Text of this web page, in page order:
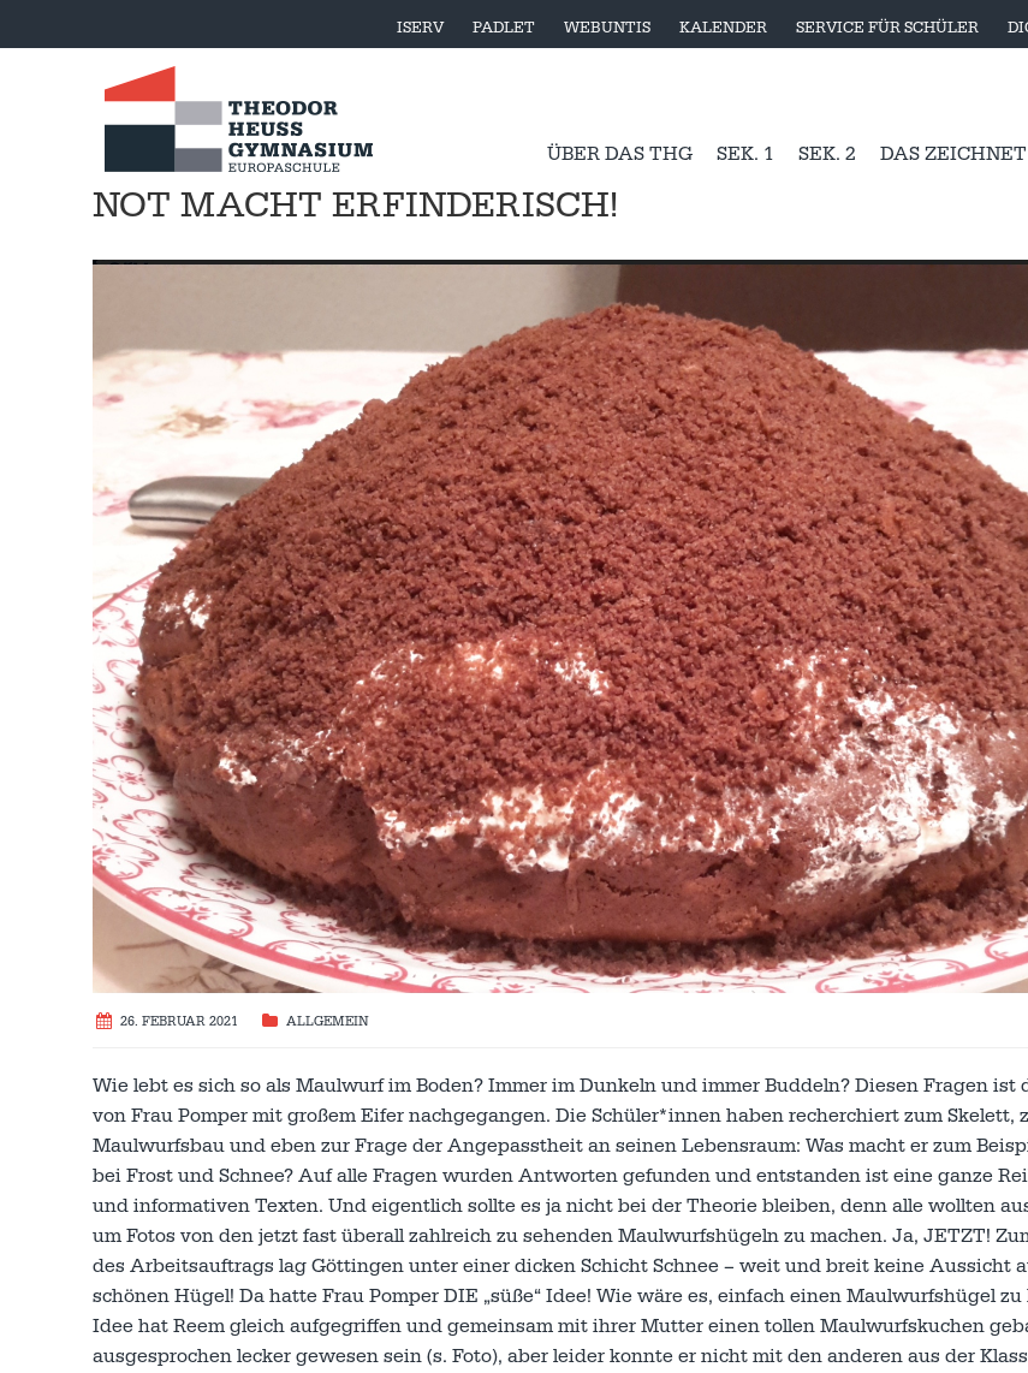
ISERV PADLET WEBUNTIS KALENDER SERVICE FÜR SCHÜLER
ÜBER DAS THG SEK. 1 SEK. 2 DAS
NOT MACHT ERFINDERISCH!
26. FEBRUAR 2021 ALLGEMEIN
Wie lebt es sich so als Maulwurf im Boden? Immer im Dunkeln und immer Buddeln? Diesen Fragen ist
von Frau Pomper mit großem Eifer nachgegangen. Die Schüler*innen haben recherchiert zum Skelett,
Maulwurfsbau und eben zur Frage der Angepasstheit an seinen Lebensraum: Was macht er zum
bei Frost und Schnee? Auf alle Fragen wurden Antworten gefunden und entstanden ist eine ganze
und informativen Texten. Und eigentlich sollte es ja nicht bei der Theorie bleiben, denn alle wollten
um Fotos von den jetzt fast überall zahlreich zu sehenden Maulwurfshügeln zu machen. Ja, JETZT!
des Arbeitsauftrags lag Göttingen unter einer dicken Schicht Schnee – weit und breit keine Aussicht
schönen Hügel! Da hatte Frau Pomper DIE „süße“ Idee! Wie wäre es, einfach einen Maulwurfshügel zu
Idee hat Reem gleich aufgegriffen und gemeinsam mit ihrer Mutter einen tollen Maulwurfskuchen
ausgesprochen lecker gewesen sein (s. Foto), aber leider konnte er nicht mit den anderen aus der